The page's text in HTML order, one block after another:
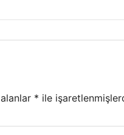
* ile